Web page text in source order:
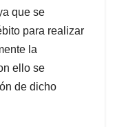
que se
para realizar
la
ello se
de dicho